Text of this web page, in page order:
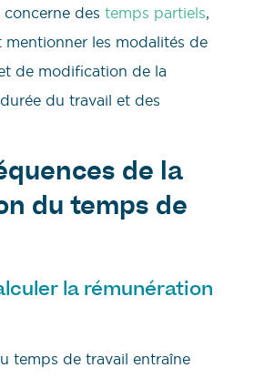
concerne des temps partiels,
mentionner les modalités de
de modification de la
du travail et des
de la
du temps de
la rémunération
temps de travail entraîne